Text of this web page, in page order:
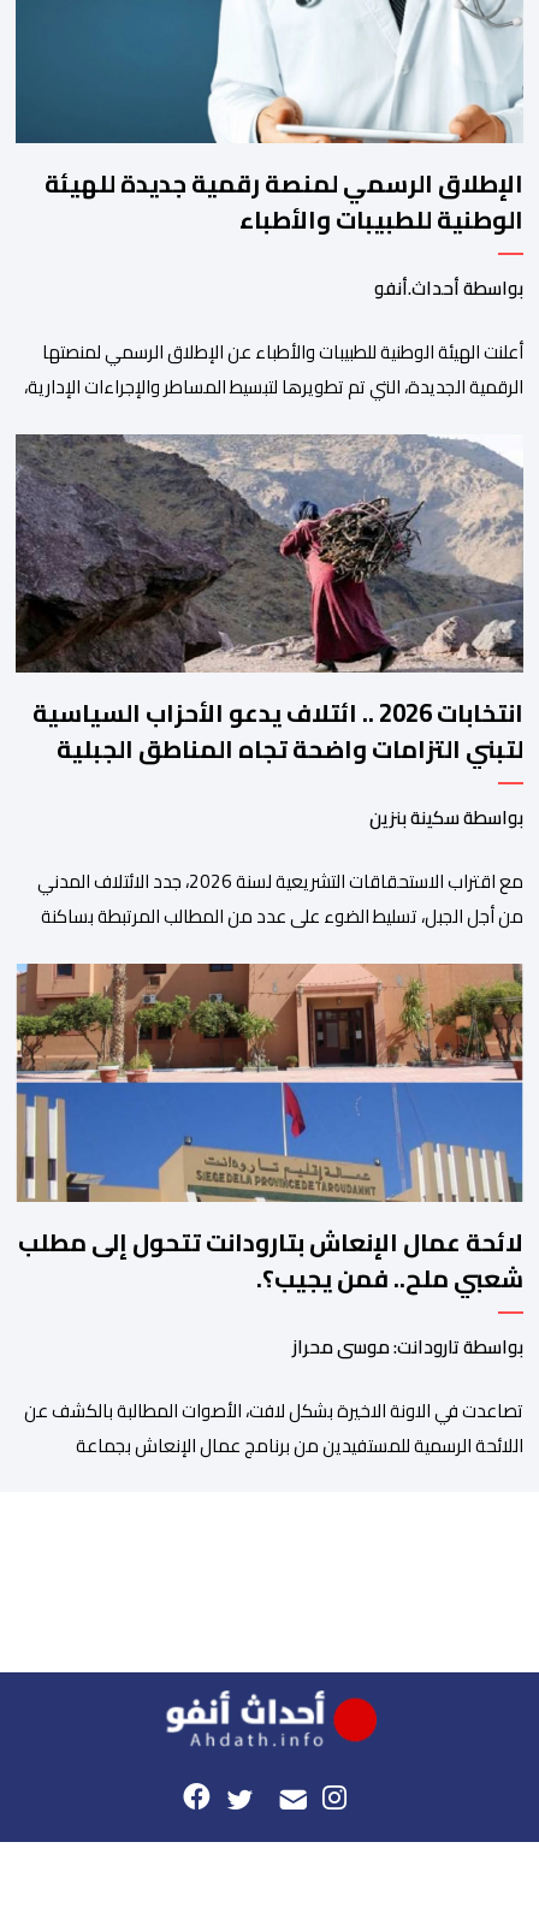
الإطلاق الرسمي لمنصة رقمية جديدة للهيئة
الوطنية للطبيبات والأطباء
بواسطة أحداث.أنفو
أعلنت الهيئة الوطنية للطبيبات والأطباء عن الإطلاق الرسمي لمنصتها
الرقمية الجديدة، التي تم تطويرها لتبسيط المساطر والإجراءات الإدارية،
والمجالس الجهوية للهيئة إلى جانب الهيئة الوطنية. وذكر بلاغ للهيئة أن
هذه المنصة، التي تم إطلاقها في إطار استراتيجيتها الرامية إلى التحديث
والتحول الرقمي، تشكل خطوة مهمة في […]
انتخابات 2026 .. ائتلاف يدعو الأحزاب السياسية
لتبني التزامات واضحة تجاه المناطق الجبلية
بواسطة سكينة بنزين
مع اقتراب الاستحقاقات التشريعية لسنة 2026، جدد الائتلاف المدني
من أجل الجبل، تسليط الضوء على عدد من المطالب المرتبطة بساكنة
فيها الأحزاب السياسية، إلى ادراج 10 التزامات ضمن برامجها الانتخابية
المنتظرة، في إطار تعاقد سياسي مع المناطق الجبلية والانتقال من
الوعود الانتخابية إلى التزامات عملية […]
لائحة عمال الإنعاش بتارودانت تتحول إلى مطلب
شعبي ملح.. فمن يجيب؟.
بواسطة تارودانت: موسى محراز
تصاعدت في الاونة الاخيرة بشكل لافت، الأصوات المطالبة بالكشف عن
اللائحة الرسمية للمستفيدين من برنامج عمال الإنعاش بجماعة